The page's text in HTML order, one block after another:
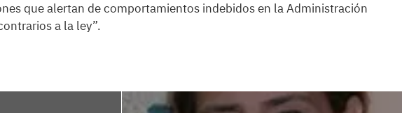
que alertan de comportamientos indebidos en la Administración
a la ley”.